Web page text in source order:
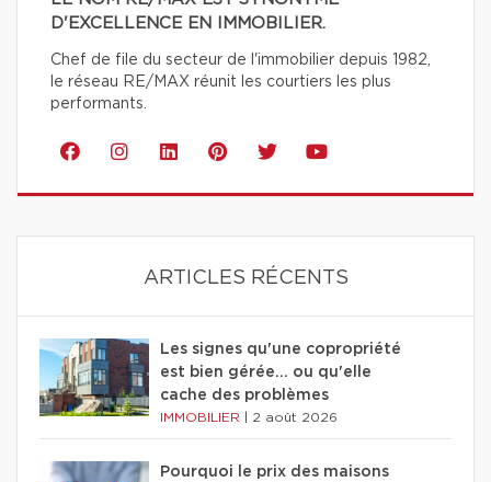
D'EXCELLENCE EN IMMOBILIER.
Chef de file du secteur de l'immobilier depuis 1982,
le réseau RE/MAX réunit les courtiers les plus
performants.
ARTICLES RÉCENTS
Les signes qu'une copropriété
est bien gérée… ou qu'elle
cache des problèmes
IMMOBILIER 2 août 2026
Pourquoi le prix des maisons